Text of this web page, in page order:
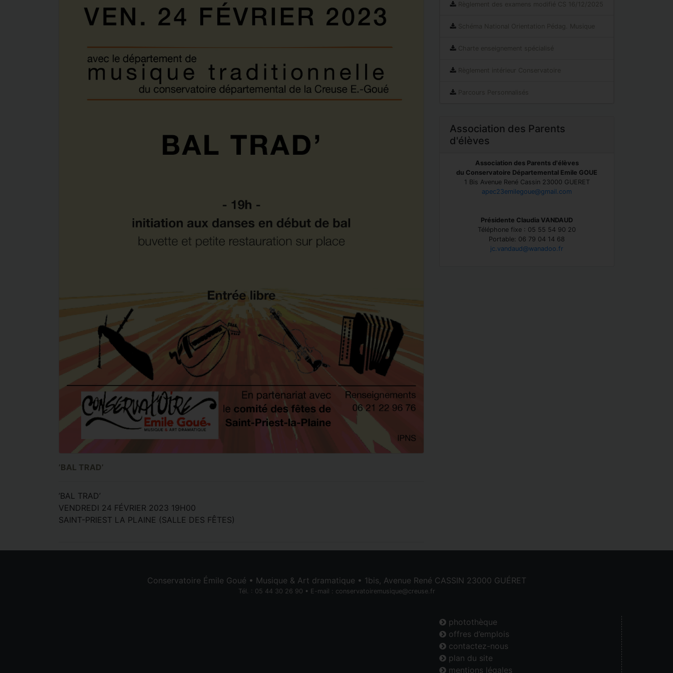
’BAL TRAD’
’BAL TRAD’
VENDREDI 24 FÉVRIER 2023 19H00
SAINT-PRIEST LA PLAINE (SALLE DES FÊTES)
Règlement des examens modifié CS 16/12/2025
Schéma National Orientation Pédag. Musique
Charte enseignement spécialisé
Règlement intérieur Conservatoire
Parcours Personnalisés
Association des Parents
d'élèves
Association des Parents d'élèves
du Conservatoire Départemental Emile GOUE
1 Bis Avenue René Cassin 23000 GUERET
apec23emilegoue@gmail.com
Présidente Claudia VANDAUD
Téléphone fixe : 05 55 54 90 20
Portable: 06 79 04 14 68
jc.vandaud@wanadoo.fr
Conservatoire Émile Goué • Musique & Art dramatique • 1bis, Avenue René CASSIN 23000 GUÉRET
Tél. : 05 44 30 26 90 • E-mail : conservatoiremusique@creuse.fr
photothèque
offres d’emplois
contactez-nous
plan du site
mentions légales